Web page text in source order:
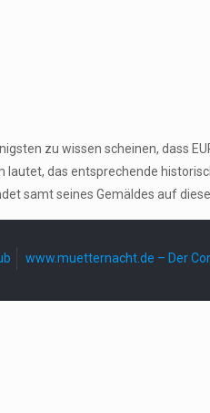
zu wissen scheinen, dass
das entsprechende
samt seines Gemäldes auf
www.muetternacht.de – Der